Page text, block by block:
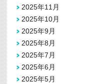
2025年11月
2025年10月
2025年9月
2025年8月
2025年7月
2025年6月
2025年5月